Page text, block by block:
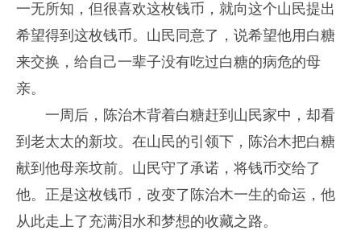
一无所知，但很喜欢这枚钱币，就向这个山民提出
希望得到这枚钱币。山民同意了，说希望他用白糖
来交换，给自己一辈子没有吃过白糖的病危的母
亲。
一周后，陈治木背着白糖赶到山民家中，却看
到老太太的新坟。在山民的引领下，陈治木把白糖
献到他母亲坟前。山民守了承诺，将钱币交给了
他。正是这枚钱币，改变了陈治木一生的命运，他
从此走上了充满泪水和梦想的收藏之路。